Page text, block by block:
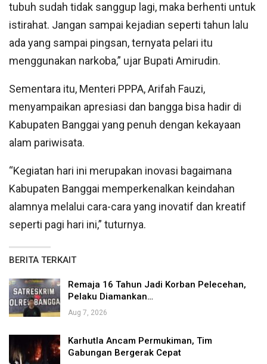
tubuh sudah tidak sanggup lagi, maka berhenti untuk
istirahat. Jangan sampai kejadian seperti tahun lalu
ada yang sampai pingsan, ternyata pelari itu
menggunakan narkoba,” ujar Bupati Amirudin.
Sementara itu, Menteri PPPA, Arifah Fauzi,
menyampaikan apresiasi dan bangga bisa hadir di
Kabupaten Banggai yang penuh dengan kekayaan
alam pariwisata.
“Kegiatan hari ini merupakan inovasi bagaimana
Kabupaten Banggai memperkenalkan keindahan
alamnya melalui cara-cara yang inovatif dan kreatif
seperti pagi hari ini,” tuturnya.
BERITA TERKAIT
Remaja 16 Tahun Jadi Korban Pelecehan,
Pelaku Diamankan…
Aug 7, 2026
Karhutla Ancam Permukiman, Tim
Gabungan Bergerak Cepat